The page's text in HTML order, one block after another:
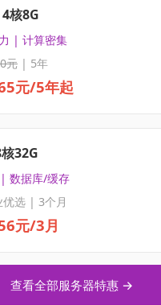
核8G
| 计算密集
元| 5年
元/5年起
32G
数据库/缓存
优选 | 3个月
元/3月
查看全部服务器特惠 →